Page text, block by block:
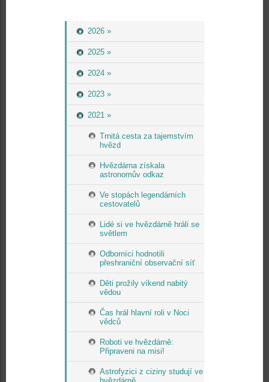
2026 »
2025 »
2024 »
2023 »
2021 »
Trnitá cesta za tajemstvím
hvězd
Hvězdárna získala
astronomův odkaz
Ve stopách legendárních
cestovatelů
Lidé si ve hvězdárně hráli se
světlem
Odborníci hodnotili
přeshraniční observační síť
Děti prožily víkend nabitý
vědou
Čas hrál hlavní roli v Noci
vědců
Roboti ve hvězdárně:
Připraveni na misi!
Astrofyzici z ciziny studují ve